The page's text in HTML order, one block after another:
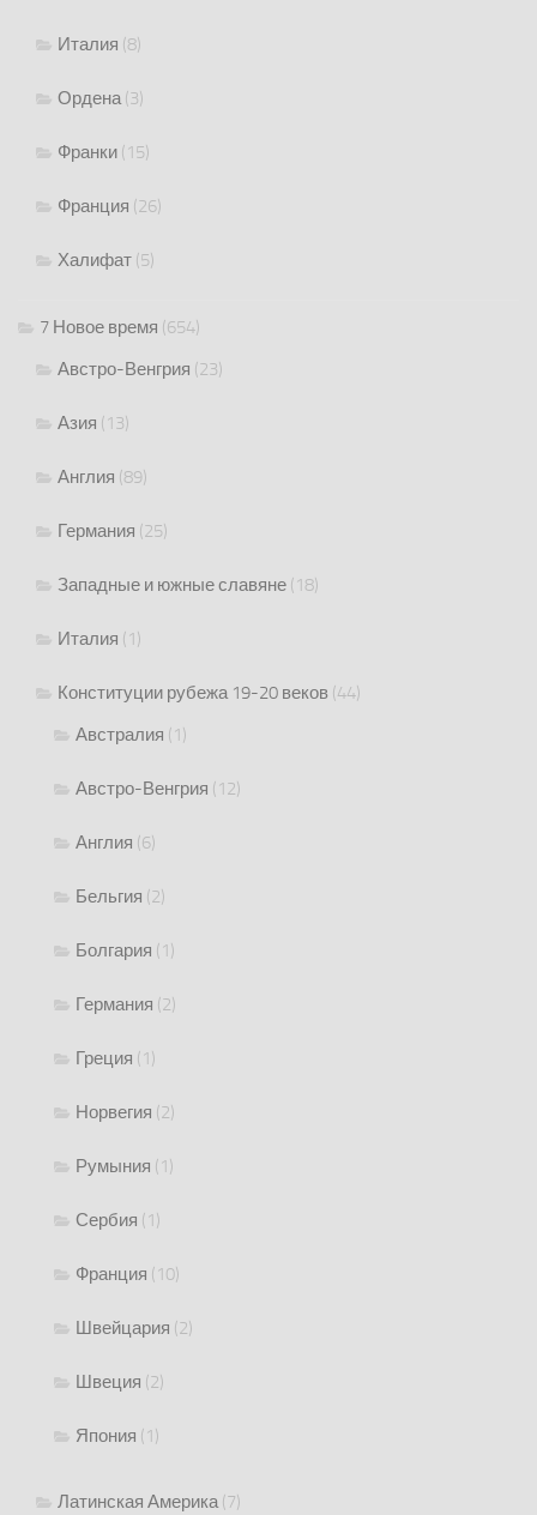
Италия (8)
Ордена(3)
Франки (15)
Франция (26)
Халифат (5)
7 Новое время (654)
Австро-Венгрия (23)
Азия (13)
Англия (89)
Германия (25)
Западные и южные славяне (18)
Италия (1)
Конституции рубежа 19-20 веков (44)
Австралия (1)
Австро-Венгрия (12)
Англия (6)
Бельгия (2)
Болгария (1)
Германия (2)
Греция (1)
Норвегия (2)
Румыния (1)
Сербия (1)
Франция (10)
Швейцария (2)
Швеция (2)
Япония (1)
Латинская Америка(7)